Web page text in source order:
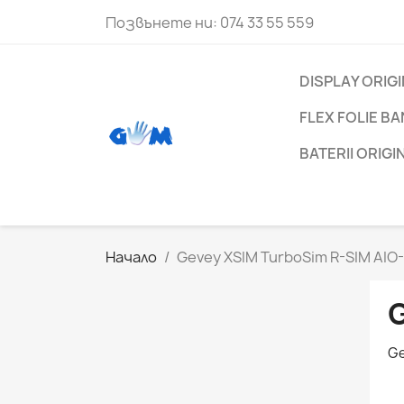
Позвънете ни: 074 33 55 559
DISPLAY
FLEX FOLIE
BATERII
Начало Gevey XSIM TurboSim R-SIM